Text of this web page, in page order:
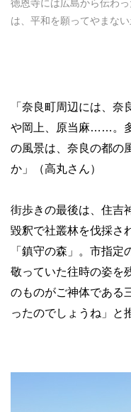
徳恩寺には広島から伝わ
は、平和を願ってやまな
「奈良町周辺には、
や岡上、原当麻……。
の風景は、奈良の都の
か」（高丸さん）
街歩きの最後は、住吉
毀釈で社叢林を伐採さ
「鎮守の森」。市指
敬っていた往時の姿を
のものがご神体である
ったのでしょうね」と